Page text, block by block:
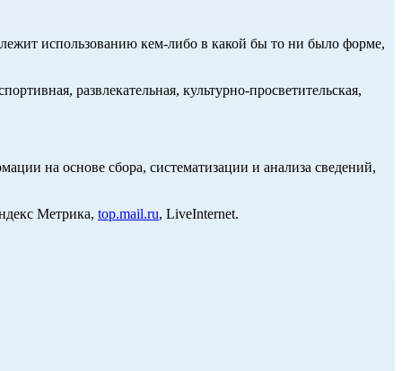
использованию кем-либо в какой бы то ни было форме,
развлекательная, культурно-просветительская,
на основе сбора, систематизации и анализа сведений,
Метрика, top.mail.ru, LiveInternet.